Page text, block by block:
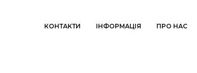
КОНТАКТИ ІНФОРМАЦІЯ ПРО НАС